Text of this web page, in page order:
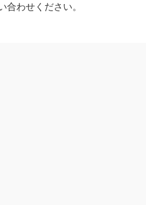
わせください。